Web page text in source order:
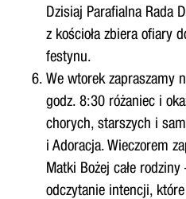
Dzisiaj Parafialna Rada
z kościoła zbiera ofiary
festynu.
We wtorek zapraszamy
godz. 8:30 różaniec i
chorych, starszych i
i Adoracja. Wieczorem
Matki Bożej całe
odczytanie intencji,